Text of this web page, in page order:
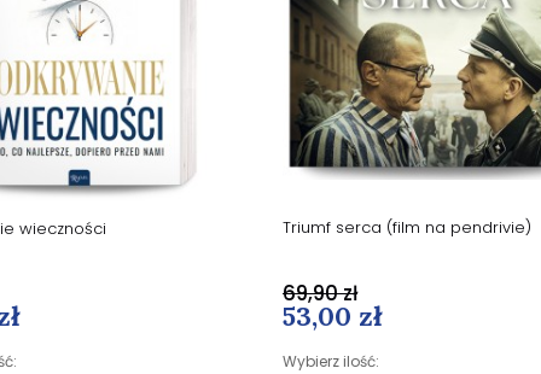
wieczności Triumf serca (film na pendrivie)
53,00 zł
Wybierz ilość:
69,90 zł